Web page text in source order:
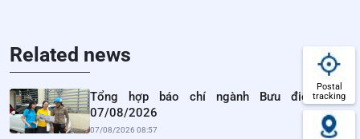
Related news
Tổng hợp báo chí ngành Bưu điện ngày
07/08/2026
07/08/2026 08:57
Postal
tracking